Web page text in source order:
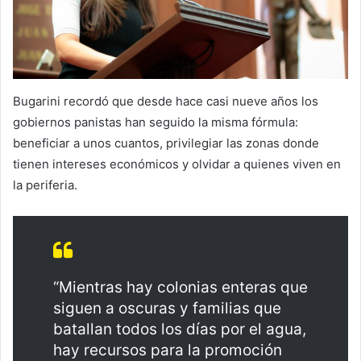
Bugarini recordó que desde hace casi nueve años los
gobiernos panistas han seguido la misma fórmula:
beneficiar a unos cuantos, privilegiar las zonas donde
tienen intereses económicos y olvidar a quienes viven en
la periferia.
“Mientras hay colonias enteras que
siguen a oscuras y familias que
batallan todos los días por el agua,
hay recursos para la promoción